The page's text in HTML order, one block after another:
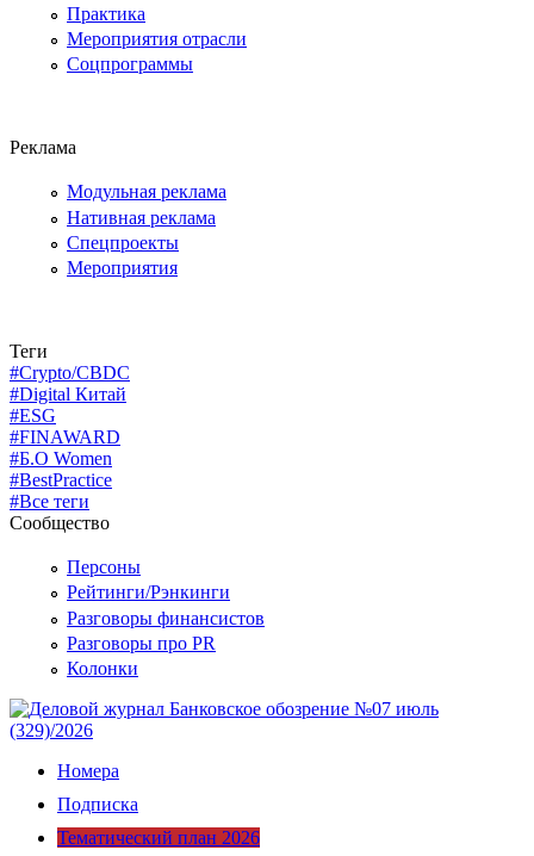
Практика
Мероприятия отрасли
Соцпрограммы
Реклама
Модульная реклама
Нативная реклама
Спецпроекты
Мероприятия
Теги
#Crypto/CBDC
#Digital Китай
#ESG
#FINAWARD
#Б.О Women
#BestPractice
#Все теги
Сообщество
Персоны
Рейтинги/Рэнкинги
Разговоры финансистов
Разговоры про PR
Колонки
Номера
Подписка
Тематический план 2026